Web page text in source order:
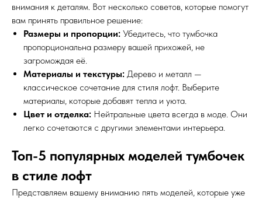
внимания к деталям. Вот несколько советов, которые помогут
вам принять правильное решение:
Размеры и пропорции: Убедитесь, что тумбочка
пропорциональна размеру вашей прихожей, не
загромождая её.
Материалы и текстуры: Дерево и металл —
классическое сочетание для стиля лофт. Выберите
материалы, которые добавят тепла и уюта.
Цвет и отделка: Нейтральные цвета всегда в моде. Они
легко сочетаются с другими элементами интерьера.
Топ-5 популярных моделей тумбочек
в стиле лофт
Представляем вашему вниманию пять моделей, которые уже